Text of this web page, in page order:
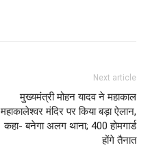
Next article
मुख्यमंत्री मोहन यादव ने महाकाल
महाकालेश्वर मंदिर पर किया बड़ा ऐलान,
कहा- बनेगा अलग थाना; 400 होमगार्ड
होंगे तैनात